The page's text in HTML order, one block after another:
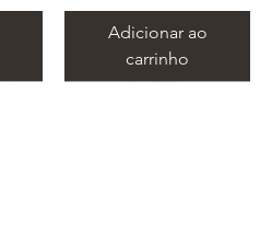
Adicionar ao
carrinho